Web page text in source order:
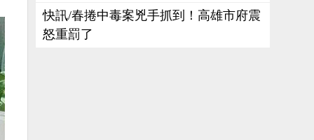
快訊/春捲中毒案兇手抓到！高雄市府震
怒重罰了